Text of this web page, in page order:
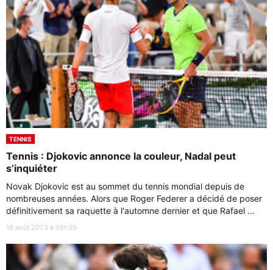
TENNIS
Tennis : Djokovic annonce la couleur, Nadal peut
s’inquiéter
Novak Djokovic est au sommet du tennis mondial depuis de
nombreuses années. Alors que Roger Federer a décidé de poser
définitivement sa raquette à l'automne dernier et que Rafael ...
16 août 2023 à 08h35